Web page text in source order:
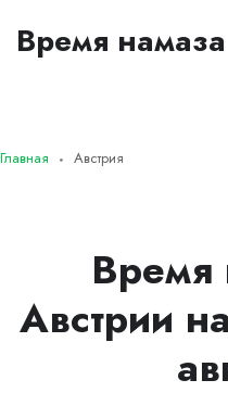
Время намаза
Главная Австрия
Время
Австрии на